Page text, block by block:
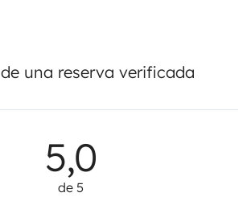
de una reserva verificada
5,0
de 5